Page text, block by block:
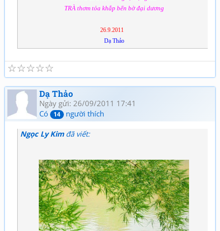
TRÀ thơm tỏa khắp bến bờ đại dương
26.9.2011
Dạ Thảo
☆
☆
☆
☆
☆
Dạ Thảo
Ngày gửi: 26/09/2011 17:41
Có
14 người thích
Ngọc Ly Kimđã viết: